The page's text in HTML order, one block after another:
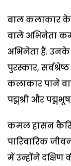
बाल कलाकार
वाले अभिनेता
अभिनेता हैं. उनके
पुरस्कार,
कलाकार पाने
पद्मश्री और
कमल हासन
पारिवारिक
में उन्होंने दक्षिण